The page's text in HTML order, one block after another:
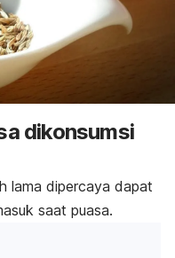
dikonsumsi
lama dipercaya dapat
saat puasa.